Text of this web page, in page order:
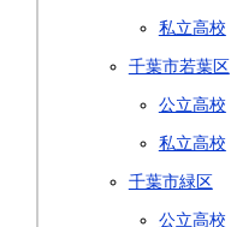
私立高校
千葉市若葉区
公立高校
私立高校
千葉市緑区
公立高校